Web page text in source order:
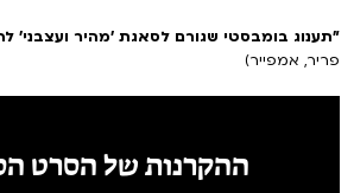
"תענוג בומבסטי שגורם לסאגת 'מהיר ועצבני'
פריר, אמפייר)
ההקרנות של הסרט